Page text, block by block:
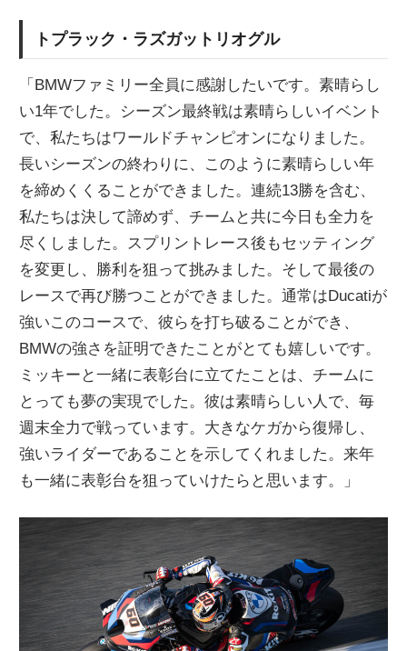
トプラック・ラズガットリオグル
「BMWファミリー全員に感謝したいです。素晴らし
い1年でした。シーズン最終戦は素晴らしいイベント
で、私たちはワールドチャンピオンになりました。
長いシーズンの終わりに、このように素晴らしい年
を締めくくることができました。連続13勝を含む、
私たちは決して諦めず、チームと共に今日も全力を
尽くしました。スプリントレース後もセッティング
を変更し、勝利を狙って挑みました。そして最後の
レースで再び勝つことができました。通常はDucatiが
強いこのコースで、彼らを打ち破ることができ、
BMWの強さを証明できたことがとても嬉しいです。
ミッキーと一緒に表彰台に立てたことは、チームに
とっても夢の実現でした。彼は素晴らしい人で、毎
週末全力で戦っています。大きなケガから復帰し、
強いライダーであることを示してくれました。来年
も一緒に表彰台を狙っていけたらと思います。」